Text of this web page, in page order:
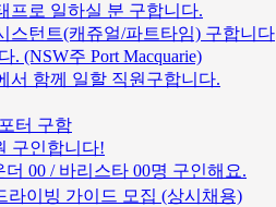
프로 일하실 분 구합니다.
스턴트(캐쥬얼/파트타임) 구합니다
. (NSW주 Port Macquarie)
서 함께 일할 직원구합니다.
터 구함
구인합니다!
00 / 바리스타 00명 구인해요.
라이빙 가이드 모집 (상시채용)